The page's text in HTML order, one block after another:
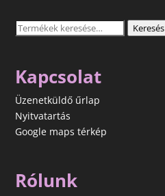
Keresés
Keresés
Kapcsolat
Üzenetküldő űrlap
Nyitvatartás
Google maps térkép
Rólunk